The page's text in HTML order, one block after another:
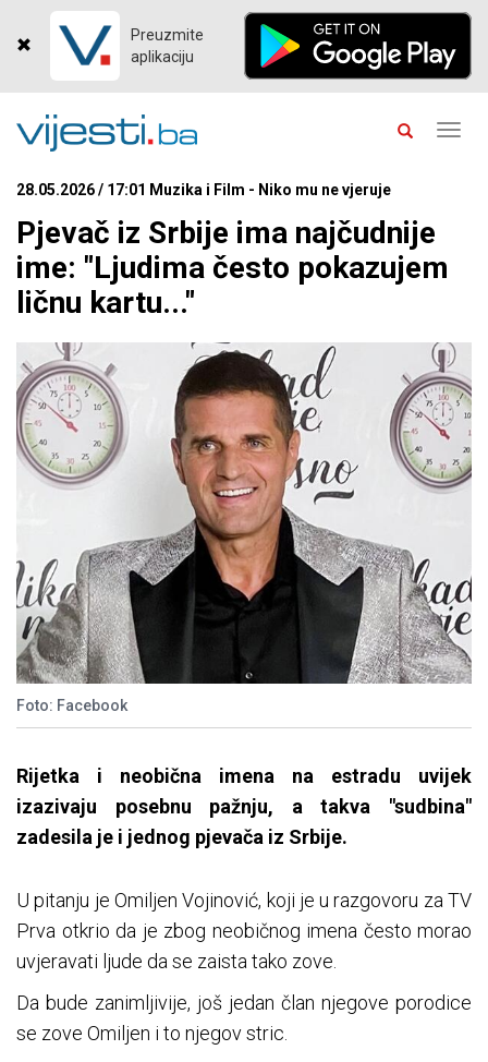
Preuzmite
aplikaciju
28.05.2026 / 17:01 Muzika i Film - Niko mu ne vjeruje
Pjevač iz Srbije ima najčudnije
ime: "Ljudima često pokazujem
ličnu kartu..."
Foto: Facebook
Rijetka i neobična imena na estradu uvijek
izazivaju posebnu pažnju, a takva "sudbina"
zadesila je i jednog pjevača iz Srbije.
U pitanju je Omiljen Vojinović, koji je u razgovoru za TV
Prva otkrio da je zbog neobičnog imena često morao
uvjeravati ljude da se zaista tako zove.
Da bude zanimljivije, još jedan član njegove porodice
se zove Omiljen i to njegov stric.